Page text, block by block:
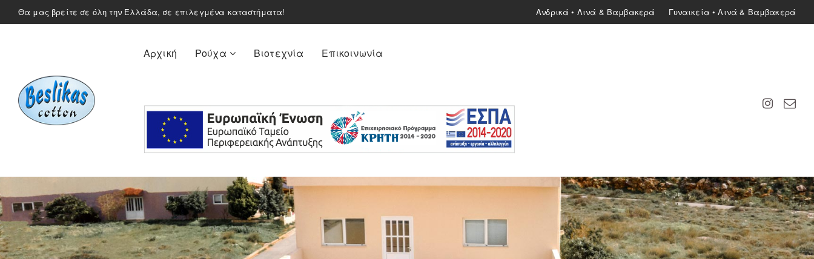
Θα μας βρείτε σε όλη την Ελλάδα, σε επιλεγμένα καταστήματα! Ανδρικά • Λινά & Βαμβακερά Γυναικεία • Λινά & Βαμβακερά
Αρχική Ρούχα Βιοτεχνία Επικοινωνία